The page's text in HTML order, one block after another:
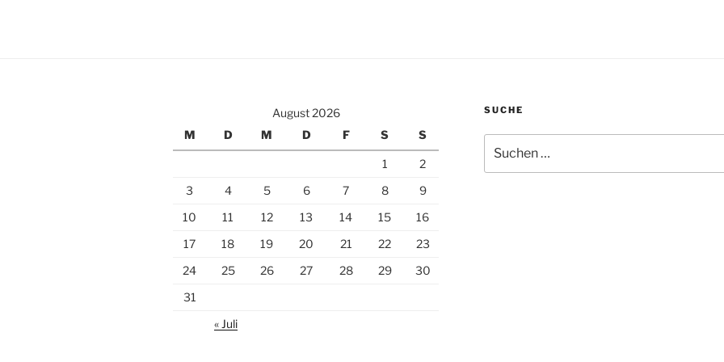
August 2026
M
D M D F S S
1
2
3
4 5 6 7 8
9
10
11 12 13 14 15
16
17
18 19 20 21 22
23
24
25 26 27 28 29
30
31
« Juli
SUCHE
nach: